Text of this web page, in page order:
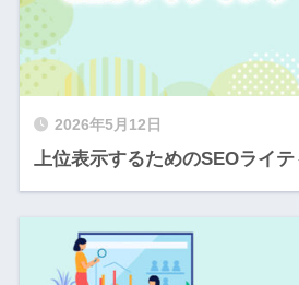
2026年5月12日
上位表示するためのSEOライ